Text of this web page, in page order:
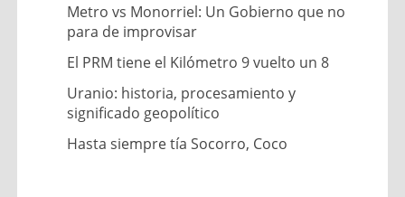
Metro vs Monorriel: Un Gobierno que no
para de improvisar
El PRM tiene el Kilómetro 9 vuelto un 8
Uranio: historia, procesamiento y
significado geopolítico
Hasta siempre tía Socorro, Coco